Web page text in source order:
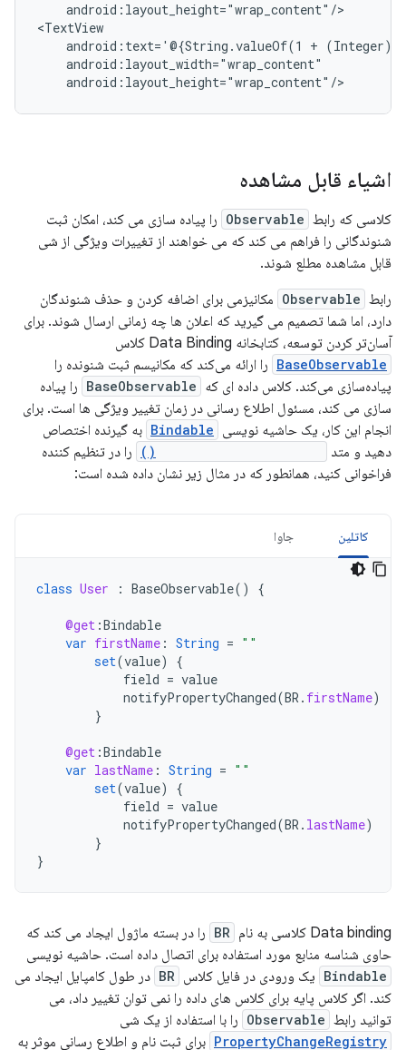
android:layout_height="wrap_content"/>
android:text='@{String.valueOf(1
+
اشیاء قابل مشاهده
کلاسی که رابط Observable را پیاده سازی می کند، امکان ثبت
شنوندگانی را فراهم می کند که می خواهند از تغییرات ویژگی از شی
قابل مشاهده مطلع شوند.
رابط Observable مکانیزمی برای اضافه کردن و حذف شنوندگان
دارد، اما شما تصمیم می گیرید که اعلان ها چه زمانی ارسال شوند. برای
آسان‌تر کردن توسعه، کتابخانه Data Binding کلاس
BaseObservable را ارائه می‌کند که مکانیسم ثبت شنونده را
پیاده‌سازی می‌کند. کلاس داده ای که BaseObservable را پیاده
سازی می کند، مسئول اطلاع رسانی در زمان تغییر ویژگی ها است. برای
انجام این کار، یک حاشیه نویسی Bindable به گیرنده اختصاص
دهید و متد
را در تنظیم کننده
فراخوانی کنید، همانطور که در مثال زیر نشان داده شده است:
کاتلین جاوا
class User : BaseObservable() {
@get :Bindable
var firstName : String = ""
set(value)
{
field = value
notifyPropertyChanged(BR . firstName)
}
@get :Bindable
var lastName : String = ""
set(value)
{
field = value
notifyPropertyChanged(BR . lastName)
}
}
Data binding کلاسی به نام BR را در بسته ماژول ایجاد می کند که
حاوی شناسه منابع مورد استفاده برای اتصال داده است. حاشیه نویسی
Bindable یک ورودی در فایل کلاس BR در طول کامپایل ایجاد می
کند. اگر کلاس پایه برای کلاس های داده را نمی توان تغییر داد، می
توانید رابط Observable را با استفاده از یک شی
PropertyChangeRegistry برای ثبت نام و اطلاع رسانی موثر به